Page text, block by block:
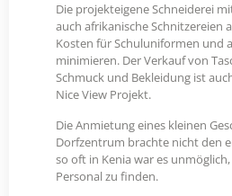
Die projekteigene Schneiderei
auch afrikanische Schnitzereien
Kosten für Schuluniformen und
minimieren. Der Verkauf von
Schmuck und Bekleidung ist
Nice View Projekt.
Die Anmietung eines kleinen
Dorfzentrum brachte nicht den
so oft in Kenia war es
Personal zu finden.